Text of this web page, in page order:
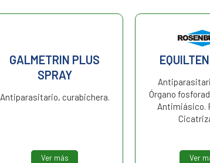
GALMETRIN PLUS
SPRAY
Antiparasitario, curabichera.
Ver más
Órgano
Antimiásico.
Ver